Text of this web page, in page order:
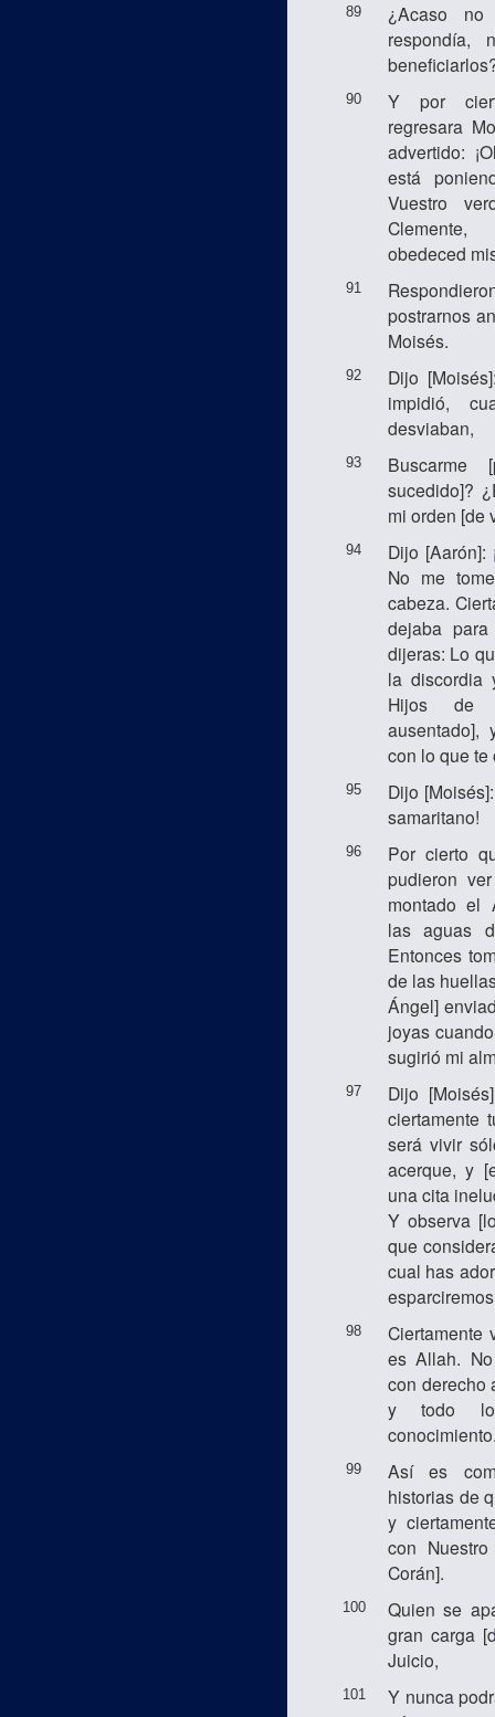
89
¿Acaso
respondía,
90
Y por
regresara
advertido:
está
Vuestro
obedeced
91
postrarnos
Moisés.
92
Dijo
impidió,
desviaban,
93
Buscarme
sucedido]?
mi orden [de
94
Dijo [Aarón]:
No me
cabeza.
dejaba
dijeras: Lo
la discordia
Hijos de
ausentado],
con lo que te
95
Dijo
samaritano!
96
Por cierto
pudieron
montado el
las aguas
Entonces
de las
Ángel]
joyas
sugirió mi
97
Dijo
ciertamente
será vivir
acerque, y
una cita
Y observa
que
cual has
98
Ciertamente
es Allah.
con derecho
y todo
99
Así es
historias de
y
con
Corán].
100
Quien se
gran carga
Juicio,
101
Y nunca